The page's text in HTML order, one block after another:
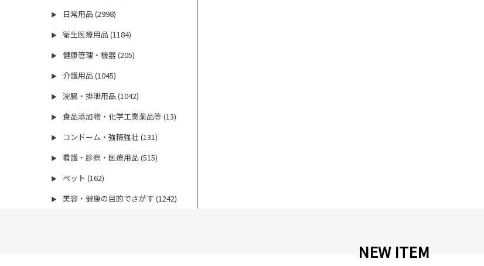
▶ 日常用品 (2998)
▶ 衛生医療用品 (1184)
▶ 健康管理・機器 (205)
▶ 介護用品 (1045)
▶ 浣腸・排泄用品 (1042)
▶ 食品添加物・化学工業薬品等 (13)
▶ コンドーム・強精強壮 (131)
▶ 看護・診察・医療用品 (515)
▶ ペット (162)
▶ 美容・健康の目的でさがす (1242)
NEW ITEM